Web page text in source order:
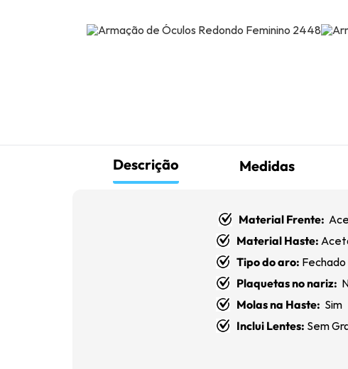
Descrição Medidas
Material Frente:
Material Haste:
Tipo do aro: Fechado
Plaquetas no nariz:
Molas na Haste: Sim
Inclui Lentes: Sem